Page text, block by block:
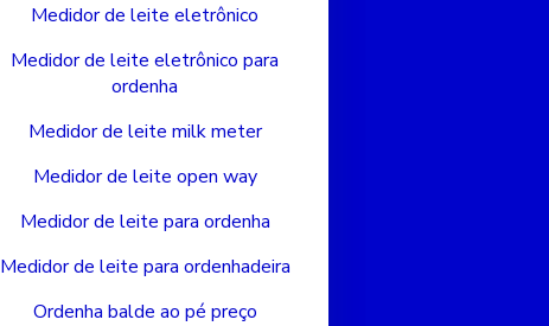
Medidor de leite eletrônico
Medidor de leite eletrônico para
ordenha
Medidor de leite milk meter
Medidor de leite open way
Medidor de leite para ordenha
Medidor de leite para ordenhadeira
Ordenha balde ao pé preço